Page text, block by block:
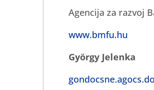
Agencija za razvoj
www.bmfu.hu
György Jelenka